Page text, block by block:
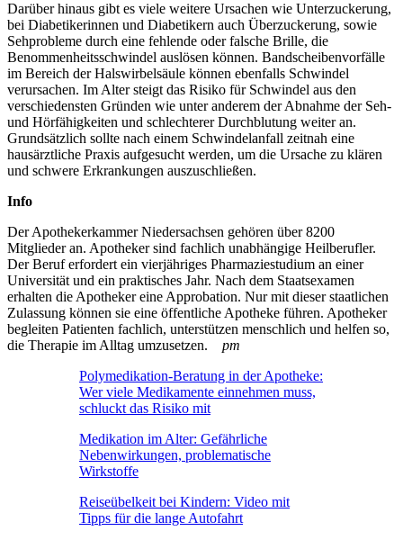
Darüber hinaus gibt es viele weitere Ursachen wie Unterzuckerung,
bei Diabetikerinnen und Diabetikern auch Überzuckerung, sowie
Sehprobleme durch eine fehlende oder falsche Brille, die
Benommenheitsschwindel auslösen können. Bandscheibenvorfälle
im Bereich der Halswirbelsäule können ebenfalls Schwindel
verursachen. Im Alter steigt das Risiko für Schwindel aus den
verschiedensten Gründen wie unter anderem der Abnahme der Seh-
und Hörfähigkeiten und schlechterer Durchblutung weiter an.
Grundsätzlich sollte nach einem Schwindelanfall zeitnah eine
hausärztliche Praxis aufgesucht werden, um die Ursache zu klären
und schwere Erkrankungen auszuschließen.
Info
Der Apothekerkammer Niedersachsen gehören über 8200
Mitglieder an. Apotheker sind fachlich unabhängige Heilberufler.
Der Beruf erfordert ein vierjähriges Pharmaziestudium an einer
Universität und ein praktisches Jahr. Nach dem Staatsexamen
erhalten die Apotheker eine Approbation. Nur mit dieser staatlichen
Zulassung können sie eine öffentliche Apotheke führen. Apotheker
begleiten Patienten fachlich, unterstützen menschlich und helfen so,
die Therapie im Alltag umzusetzen. pm
Polymedikation-Beratung in der Apotheke:
Wer viele Medikamente einnehmen muss,
schluckt das Risiko mit
Medikation im Alter: Gefährliche
Nebenwirkungen, problematische
Wirkstoffe
Reiseübelkeit bei Kindern: Video mit
Tipps für die lange Autofahrt